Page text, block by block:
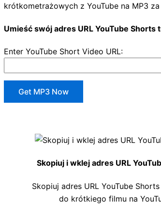
krótkometrażowych z YouTube na MP3
Umieść swój adres URL YouTube
Enter YouTube Short Video URL:
Get MP3 Now
Skopiuj i wklej adres URL
Skopiuj adres URL YouTube
do krótkiego filmu na